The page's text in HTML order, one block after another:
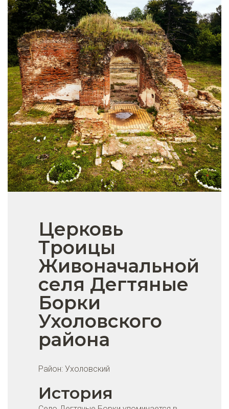
Церковь
Троицы
Живоначальной
селя Дегтяные
Борки
Ухоловского
района
Район: Ухоловский
История